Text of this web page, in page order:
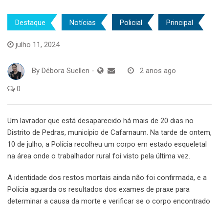
Destaque Notícias Policial Principal
julho 11, 2024
By Débora Suellen - 2 anos ago
0
Um lavrador que está desaparecido há mais de 20 dias no
Distrito de Pedras, município de Cafarnaum. Na tarde de ontem,
10 de julho, a Polícia recolheu um corpo em estado esqueletal
na área onde o trabalhador rural foi visto pela última vez.
A identidade dos restos mortais ainda não foi confirmada, e a
Polícia aguarda os resultados dos exames de praxe para
determinar a causa da morte e verificar se o corpo encontrado